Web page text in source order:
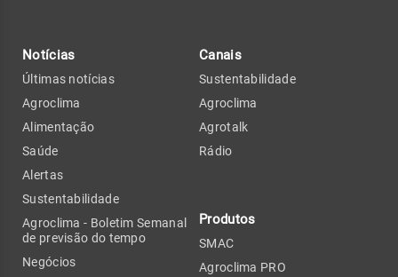
Notícias
Últimas notícias
Agroclima
Alimentação
Saúde
Alertas
Sustentabilidade
Agroclima - Boletim Semanal
de previsão do tempo
Negócios
Canais
Sustentabilidade
Agroclima
Agrotalk
Rádio
Produtos
SMAC
Agroclima PRO